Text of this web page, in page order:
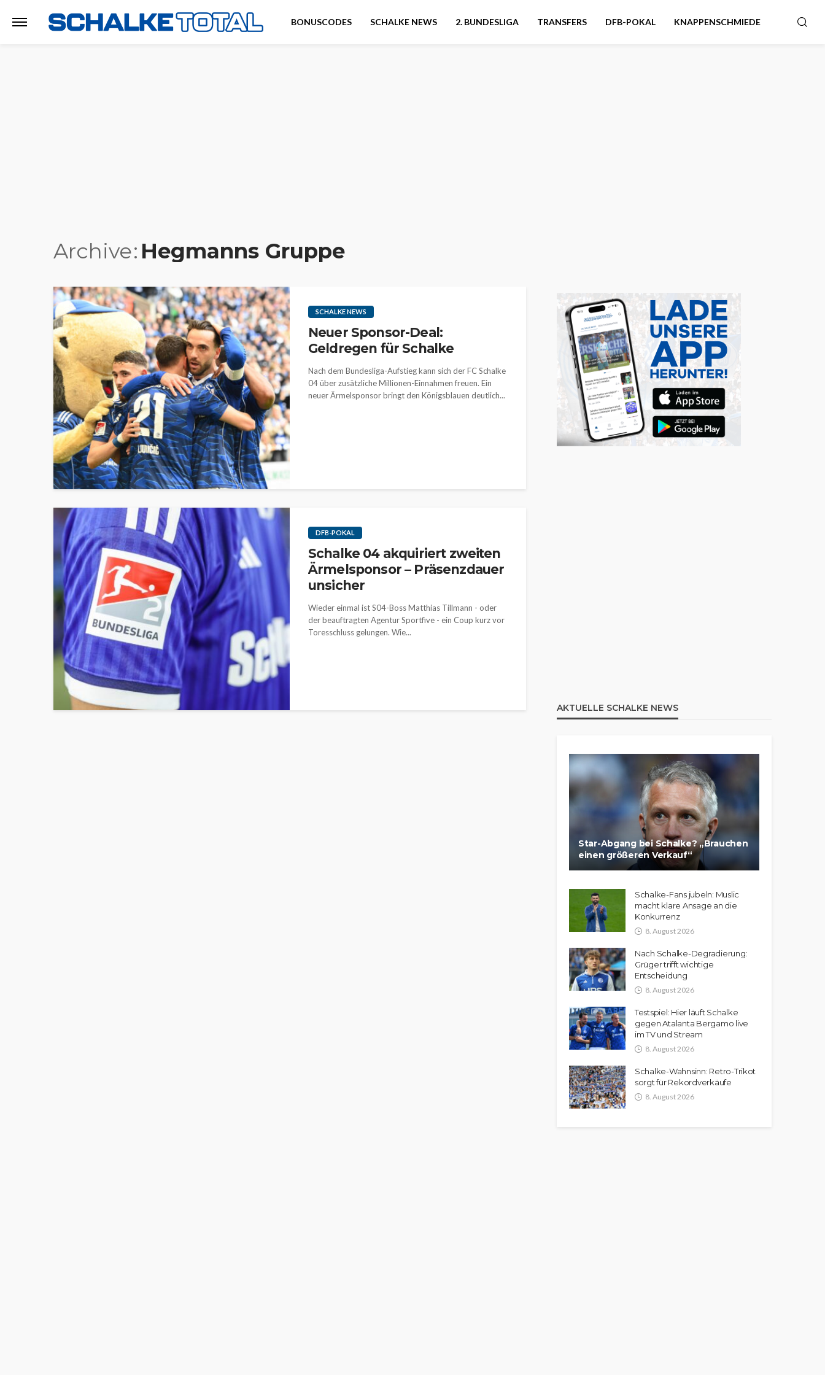
BONUSCODES SCHALKE NEWS 2. BUNDESLIGA TRANSFERS DFB-POKAL KNAPPENSCHMIEDE
Archive Hegmanns Gruppe
SCHALKE NEWS
Neuer Sponsor-Deal:
Geldregen für Schalke
Nach dem Bundesliga-Aufstieg kann sich der FC Schalke
04 über zusätzliche Millionen-Einnahmen freuen. Ein
neuer Ärmelsponsor bringt den Königsblauen deutlich...
DFB-POKAL
Schalke 04 akquiriert zweiten
Ärmelsponsor – Präsenzdauer
unsicher
Wieder einmal ist S04-Boss Matthias Tillmann - oder
der beauftragten Agentur Sportfive - ein Coup kurz vor
Toresschluss gelungen. Wie...
AKTUELLE SCHALKE NEWS
Star-Abgang bei Schalke? „Brauchen
einen größeren Verkauf“
Schalke-Fans jubeln: Muslic
macht klare Ansage an die
Konkurrenz
8. August 2026
Nach Schalke-Degradierung:
Grüger trifft wichtige
Entscheidung
8. August 2026
Testspiel: Hier läuft Schalke
gegen Atalanta Bergamo live
im TV und Stream
8. August 2026
Schalke-Wahnsinn: Retro-Trikot
sorgt für Rekordverkäufe
8. August 2026